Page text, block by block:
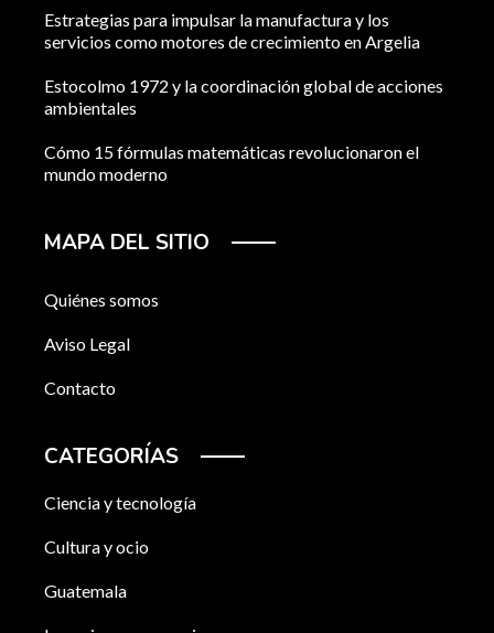
Estrategias para impulsar la manufactura y los
servicios como motores de crecimiento en Argelia
Estocolmo 1972 y la coordinación global de acciones
ambientales
Cómo 15 fórmulas matemáticas revolucionaron el
mundo moderno
MAPA DEL SITIO
Quiénes somos
Aviso Legal
Contacto
CATEGORÍAS
Ciencia y tecnología
Cultura y ocio
Guatemala